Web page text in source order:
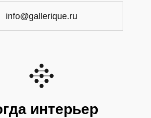
интерьер
info@gallerique.ru